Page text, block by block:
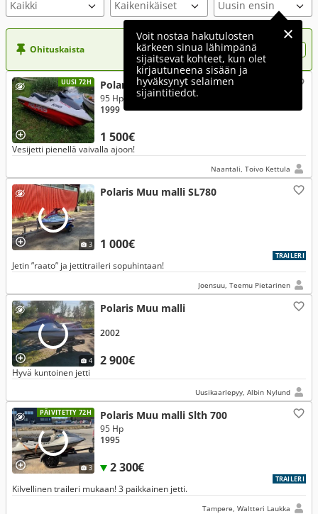
Voit nostaa hakutulosten
kärkeen sinua lähimpänä
sijaitsevat kohteet, kun olet
kirjautuneena sisään ja
hyväksynyt selaimen
sijaintitiedot.
Ohituskaista Nosta ilmoituksesi tähän?
UUSI 72H Polaris Muu malli Slth 700
1 500€
95 Hp
1999
Vesijetti pienellä vaivalla ajoon!
Naantali, Toivo Kettula
3
Polaris Muu malli SL780
1 000€
TRAILERI
Jetin ”raato” ja jettitraileri sopuhintaan!
Joensuu, Teemu Pietarinen
4
Polaris Muu malli
2 900€
2002
Hyvä kuntoinen jetti
Uusikaarlepyy, Albin Nylund
PÄIVITETTY 72H
3
Polaris Muu malli Slth 700
2 300€
95 Hp
1995
TRAILERI
Kilvellinen traileri mukaan! 3 paikkainen jetti.
Tampere, Waltteri Laukka